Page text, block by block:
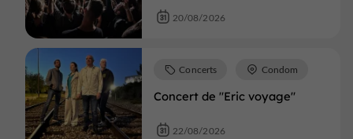
20/08/2026
Concert de "Eric voyage"
Concerts Condom
22/08/2026